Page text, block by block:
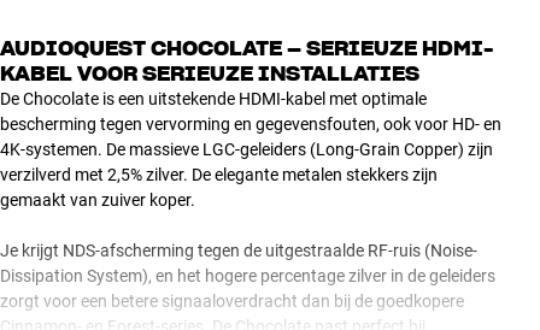
AUDIOQUEST CHOCOLATE – SERIEUZE HDMI-
KABEL VOOR SERIEUZE INSTALLATIES
De Chocolate is een uitstekende HDMI-kabel met optimale
bescherming tegen vervorming en gegevensfouten, ook voor HD- en
4K-systemen. De massieve LGC-geleiders (Long-Grain Copper) zijn
verzilverd met 2,5% zilver. De elegante metalen stekkers zijn
gemaakt van zuiver koper.
Je krijgt NDS-afscherming tegen de uitgestraalde RF-ruis (Noise-
Dissipation System), en het hogere percentage zilver in de geleiders
zorgt voor een betere signaaloverdracht dan bij de goedkopere